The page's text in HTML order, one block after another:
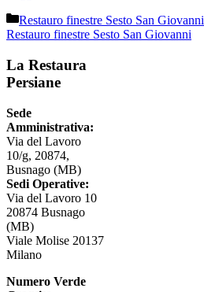
Categorie
Restauro finestre Sesto San Giovanni
Restauro finestre Sesto San Giovanni
La Restaura
Persiane
Sede
Amministrativa:
Via del Lavoro
10/g, 20874,
Busnago (MB)
Sedi Operative:
Via del Lavoro 10
20874 Busnago
(MB)
Viale Molise 20137
Milano
Numero Verde